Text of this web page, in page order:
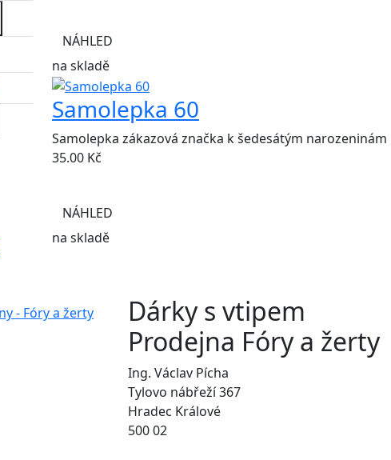
NÁHLED
na skladě
Samolepka 60
Samolepka zákazová značka k šedesátým narozeninám
35.00 Kč
NÁHLED
na skladě
Dárky s vtipem
Prodejna Fóry a žerty
Ing. Václav Pícha
Tylovo nábřeží 367
Hradec Králové
500 02